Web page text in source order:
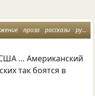
проза рассказы русские
… Американский
так боятся в